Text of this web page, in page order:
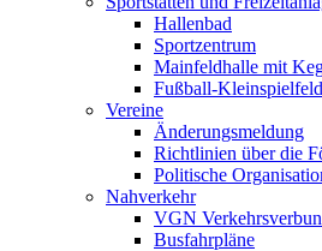
Hallenbad
Sportzentrum
Mainfeldhalle mit
Fußball-Kleinspielfeld
Vereine
Änderungsmeldung
Richtlinien über die
Politische
Nahverkehr
VGN
Busfahrpläne